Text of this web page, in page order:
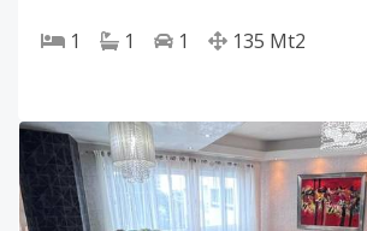
1 1 1 135 Mt2